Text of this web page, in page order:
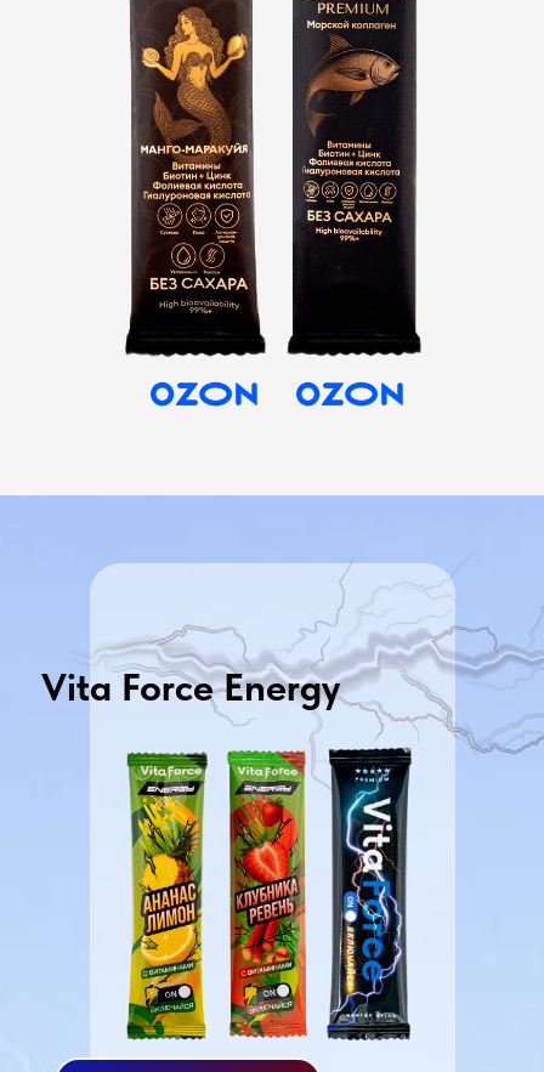
Vita Force Energy